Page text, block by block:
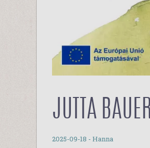
JUTTA
2025-09-18 - Hanna